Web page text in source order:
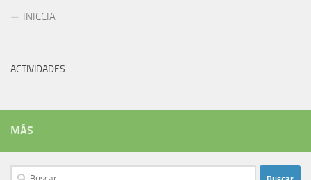
INICCIA
ACTIVIDADES
MÁS
Buscar: